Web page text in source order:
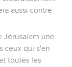
aussi contre
Jérusalem une
ceux qui s'en
toutes les